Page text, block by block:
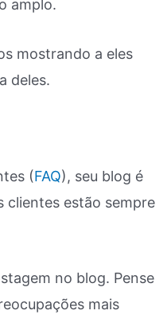
amplo.
mostrando a eles
deles.
(FAQ), seu blog é
clientes estão sempre
no blog. Pense
mais